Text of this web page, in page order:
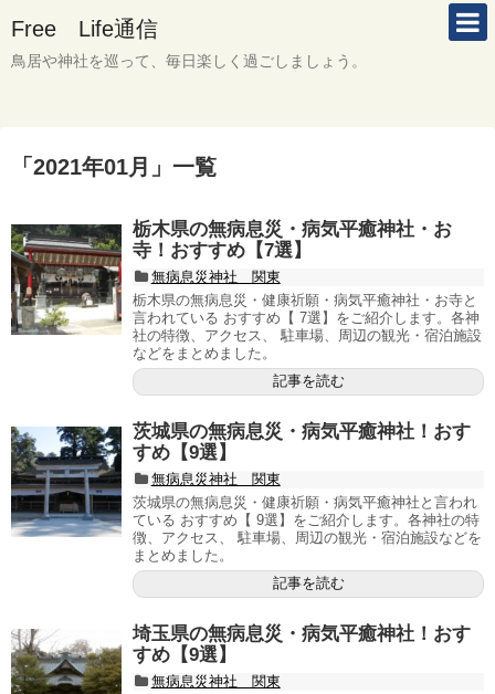
Free Life通信
鳥居や神社を巡って、毎日楽しく過ごしましょう。
「 2021年01月 」 一覧
栃木県の無病息災・病気平癒神社・お
寺！おすすめ【7選】
無病息災神社 関東
栃木県の無病息災・健康祈願・病気平癒神社・お寺と
言われている おすすめ【 7選】をご紹介します。各神
社の特徴、アクセス、 駐車場、周辺の観光・宿泊施設
などをまとめました。
記事を読む
茨城県の無病息災・病気平癒神社！おす
すめ【9選】
無病息災神社 関東
茨城県の無病息災・健康祈願・病気平癒神社と言われ
ている おすすめ【 9選】をご紹介します。各神社の特
徴、アクセス、 駐車場、周辺の観光・宿泊施設などを
まとめました。
記事を読む
埼玉県の無病息災・病気平癒神社！おす
すめ【9選】
無病息災神社 関東